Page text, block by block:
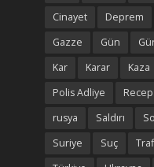
Cinayet
Deprem
Gazze
Gün
Kar
Karar Kaza
Polis Adliye
rusya
Saldırı
Suriye
Suç